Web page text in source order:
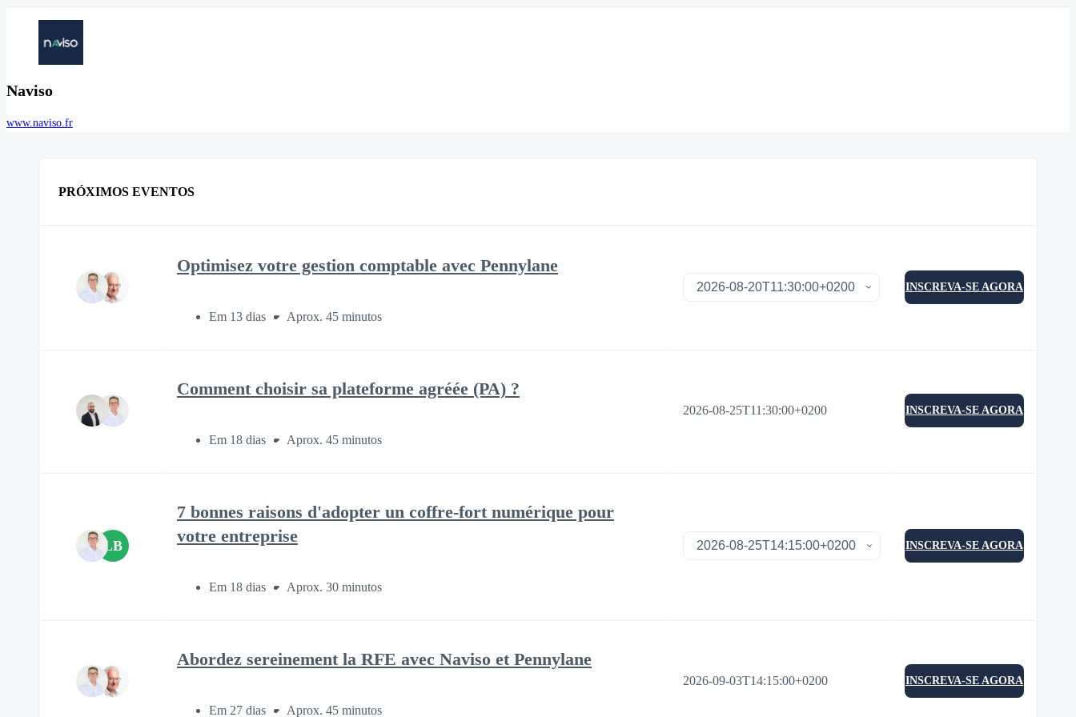
Naviso
www.naviso.fr
PRÓXIMOS EVENTOS
Optimisez votre gestion comptable avec Pennylane
Em 13 dias Aprox. 45 minutos
INSCREVA-SE AGORA
Comment choisir sa plateforme agréée (PA) ?
Em 18 dias Aprox. 45 minutos
2026-08-25T11:30:00+0200 INSCREVA-SE AGORA
LB
7 bonnes raisons d'adopter un coffre-fort numérique pour
votre entreprise
Em 18 dias Aprox. 30 minutos
INSCREVA-SE AGORA
Abordez sereinement la RFE avec Naviso et Pennylane
Em 27 dias Aprox. 45 minutos
2026-09-03T14:15:00+0200 INSCREVA-SE AGORA